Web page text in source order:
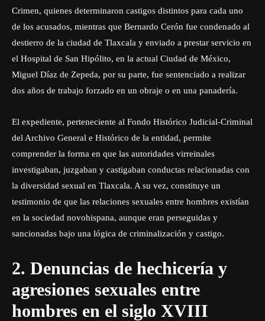
Crimen, quienes determinaron castigos distintos para cada uno
de los acusados, mientras que Bernardo Cerón fue condenado al
destierro de la ciudad de Tlaxcala y enviado a prestar servicio en
el Hospital de San Hipólito, en la actual Ciudad de México,
Miguel Díaz de Zepeda, por su parte, fue sentenciado a realizar
dos años de trabajo forzado en un obraje o en una panadería.
El expediente, perteneciente al Fondo Histórico Judicial-Criminal
del Archivo General e Histórico de la entidad, permite
comprender la forma en que las autoridades virreinales
investigaban, juzgaban y castigaban conductas relacionadas con
la diversidad sexual en Tlaxcala. A su vez, constituye un
testimonio de que las relaciones sexuales entre hombres existían
en la sociedad novohispana, aunque eran perseguidas y
sancionadas bajo una lógica de criminalización y castigo.
2. Denuncias de hechicería y
agresiones sexuales entre
hombres en el siglo XVIII